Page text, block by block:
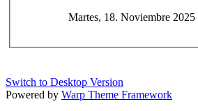
Martes, 18. Noviembre 2025
Switch to Desktop Version
Powered by Warp Theme Framework